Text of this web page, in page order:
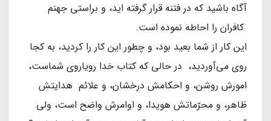
آگاه باشید که در فتنه قرار گرفته اید، و براستی جهنم
کافران را احاطه نموده است.
این کار از شما بعید بود، و چطور این کار را کردید، به کجا
روی می‌آوردید، در حالی که کتاب خدا رویاروی شماست،
امورش روشن، و احکامش درخشان، و علائم هدایتش
ظاهر، و محرّماتش هویدا، و اوامرش واضح است، ولی